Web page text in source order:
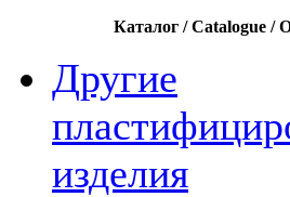
Каталог / Catalogue /
Другие
изделия